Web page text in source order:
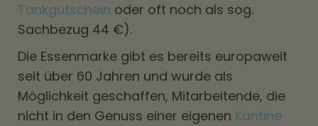
Tankgutschein oder oft noch als sog.
Sachbezug 44 €).
Die Essenmarke gibt es bereits europaweit
seit über 60 Jahren und wurde als
Möglichkeit geschaffen, Mitarbeitende, die
nicht in den Genuss einer eigenen Kantine